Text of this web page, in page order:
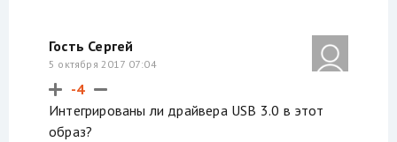
Гость Сергей
5 октября 2017 07:04
-4
Интегрированы ли драйвера USB 3.0 в этот
образ?